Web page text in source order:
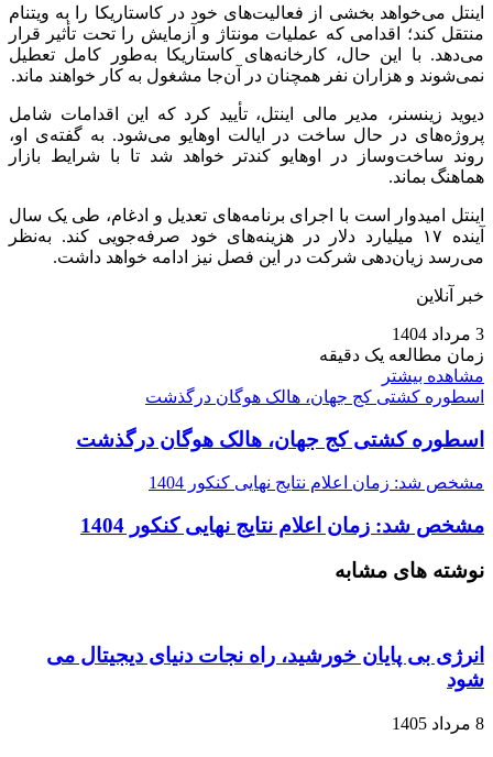
اینتل می‌خواهد بخشی از فعالیت‌های خود در کاستاریکا را به ویتنام
منتقل کند؛ اقدامی که عملیات مونتاژ و آزمایش را تحت تأثیر قرار
می‌دهد. با این حال، کارخانه‌های کاستاریکا به‌طور کامل تعطیل
نمی‌شوند و هزاران نفر همچنان در آن‌جا مشغول به کار خواهند ماند.
دیوید زینسنر، مدیر مالی اینتل، تأیید کرد که این اقدامات شامل
پروژه‌های در حال ساخت در ایالت اوهایو می‌شود. به گفته‌ی او،
روند ساخت‌وساز در اوهایو کندتر خواهد شد تا با شرایط بازار
هماهنگ بماند.
اینتل امیدوار است با اجرای برنامه‌های تعدیل و ادغام، طی یک سال
آینده ۱۷ میلیارد دلار در هزینه‌های خود صرفه‌جویی کند. به‌نظر
می‌رسد زیان‌دهی شرکت در این فصل نیز ادامه خواهد داشت.
خبر آنلاین
3 مرداد 1404
زمان مطالعه یک دقیقه
مشاهده بیشتر
اسطوره کشتی کج جهان، هالک هوگان درگذشت
اسطوره کشتی کج جهان، هالک هوگان درگذشت
مشخص شد: زمان اعلام نتایج نهایی کنکور 1404
مشخص شد: زمان اعلام نتایج نهایی کنکور 1404
نوشته های مشابه
انرژی بی‌ پایان خورشید، راه نجات دنیای دیجیتال می
شود
8 مرداد 1405